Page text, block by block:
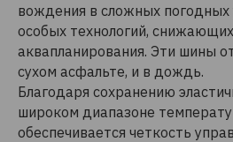
вождения в сложных погодных
особых технологий,
аквапланирования. Эти шины
сухом асфальте, и в дождь.
Благодаря сохранению
широком диапазоне
обеспечивается четкость